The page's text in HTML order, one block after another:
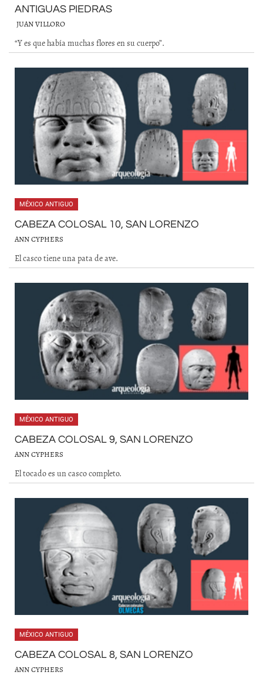
ANTIGUAS PIEDRAS
JUAN VILLORO
“Y es que había muchas flores en su cuerpo”.
MÉXICO ANTIGUO
CABEZA COLOSAL 10, SAN LORENZO
ANN CYPHERS
El casco tiene una pata de ave.
MÉXICO ANTIGUO
CABEZA COLOSAL 9, SAN LORENZO
ANN CYPHERS
El tocado es un casco completo.
MÉXICO ANTIGUO
CABEZA COLOSAL 8, SAN LORENZO
ANN CYPHERS